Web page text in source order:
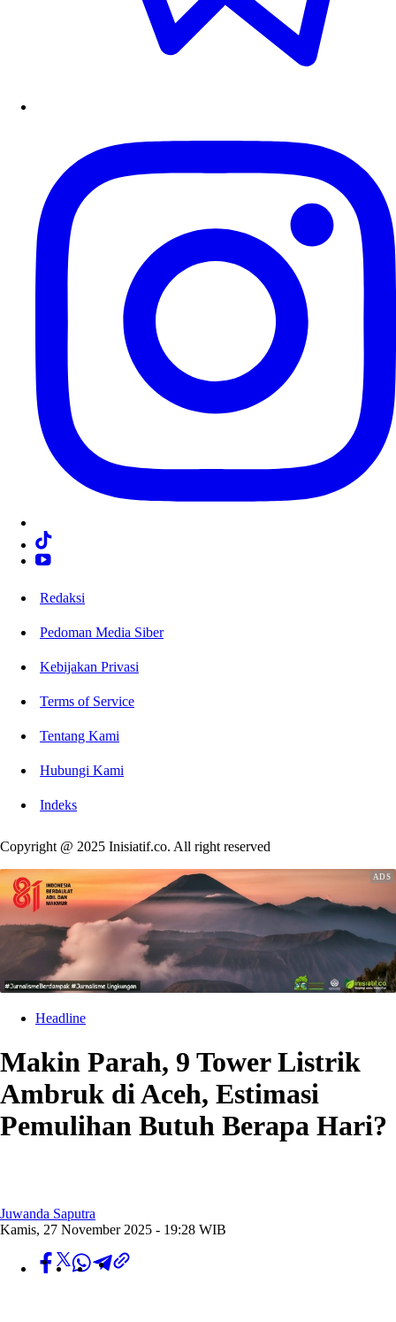
Redaksi
Pedoman Media Siber
Kebijakan Privasi
Terms of Service
Tentang Kami
Hubungi Kami
Indeks
Copyright @ 2025 Inisiatif.co. All right reserved
Headline
Makin Parah, 9 Tower Listrik
Ambruk di Aceh, Estimasi
Pemulihan Butuh Berapa Hari?
Juwanda Saputra
Kamis, 27 November 2025 - 19:28 WIB